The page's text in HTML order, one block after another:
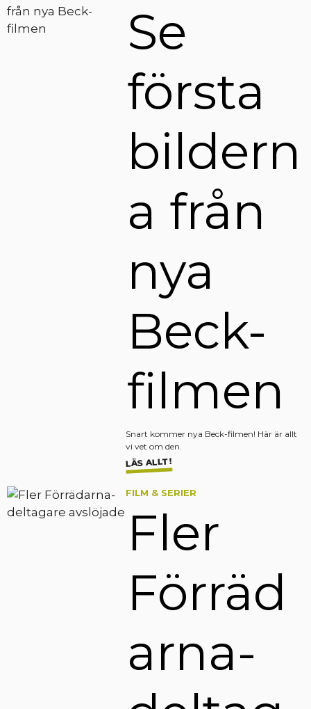
Se
första
bildern
a från
nya
Beck-
filmen
Snart kommer nya Beck-filmen! Här är allt
vi vet om den.
LÄS ALLT!
FILM & SERIER
Fler
Förräd
arna-